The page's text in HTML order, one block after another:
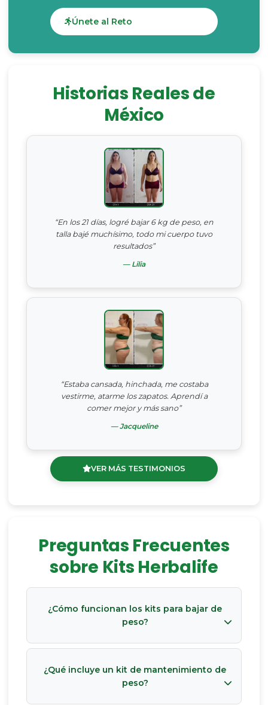
Únete al Reto
Historias Reales de
México
“En los 21 días, logré bajar 6 kg de peso, en
talla bajé muchísimo, todo mi cuerpo tuvo
resultados”
— Lilia
“Estaba cansada, hinchada, me costaba
vestirme, atarme los zapatos. Aprendí a
comer mejor y más sano”
— Jacqueline
VER MÁS TESTIMONIOS
Preguntas Frecuentes
sobre Kits Herbalife
¿Cómo funcionan los kits para bajar de
peso?
¿Qué incluye un kit de mantenimiento de
peso?